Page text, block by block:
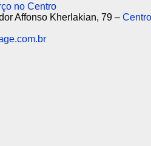
no Centro
Affonso Kherlakian, 79 –